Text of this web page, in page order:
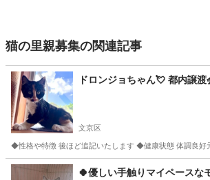
猫の里親募集の関連記事
ドロンジョちゃん💘 都内譲渡
文京区
◆性格や特徴 後ほど追記いたします ◆健康状態 体調良好
東京 文京区 猫 去勢手術
🍀優しい手触りマイペースな